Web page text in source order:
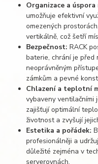
Organizace a úspora
umožňuje efektivní
omezených
vertikálně, což šetří
Bezpečnost: RACK
baterie, chrání je před
neoprávněným
zámkům a pevné
Chlazení a teplotní
vybaveny ventilačními
zajišťují optimální
životnost a zvyšují
Estetika a pořádek:
profesionálněji a
důležité zejména v
serverovnách.